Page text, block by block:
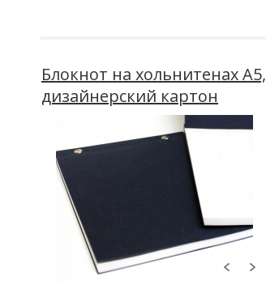
Блокнот на хольнитенах А5,
дизайнерский картон